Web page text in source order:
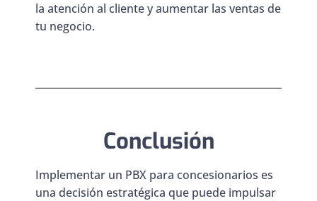
la atención al cliente y aumentar las ventas de
tu negocio.
Conclusión
Implementar un PBX para concesionarios es
una decisión estratégica que puede impulsar